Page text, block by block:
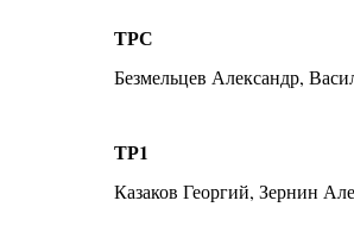
ТРС
Безмельцев Александр,
ТР1
Казаков Георгий, Зернин